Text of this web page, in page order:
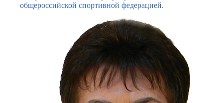
общероссийской спортивной федерацией.